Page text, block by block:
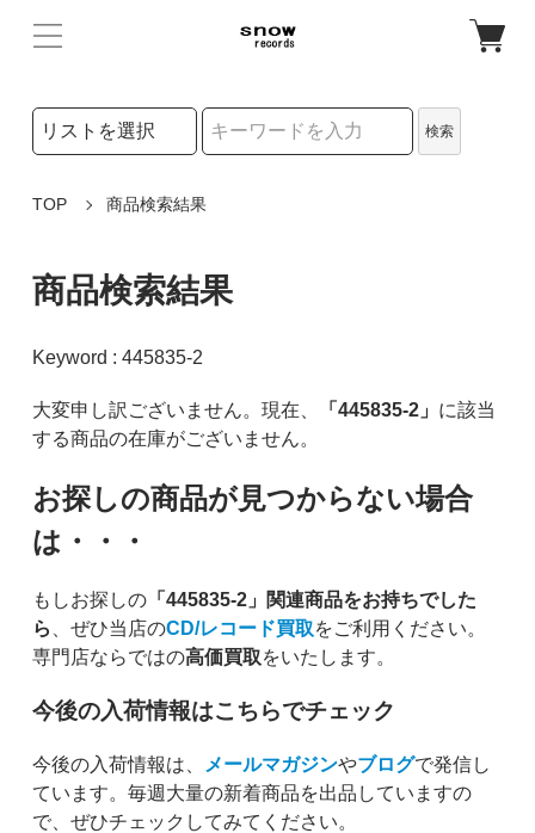
検索リストの選択
検索
TOP 商品検索結果
商品検索結果
Keyword : 445835-2
大変申し訳ございません。現在、 「445835-2」 に該当
する商品の在庫がございません。
お探しの商品が見つからない場合
は・・・
もしお探しの「445835-2」関連商品をお持ちでした
ら 、ぜひ当店のCD/レコード買取をご利用ください。
専門店ならではの高価買取をいたします。
今後の入荷情報はこちらでチェック
今後の入荷情報は、 メールマガジンやブログで発信し
ています。毎週大量の新着商品を出品していますの
で、ぜひチェックしてみてください。